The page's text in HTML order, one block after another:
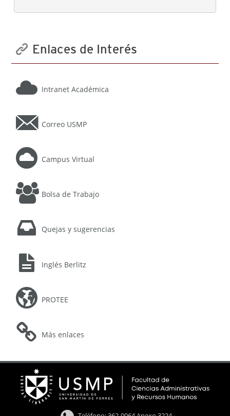
Enlaces de Interés
Intranet Académica
Correo USMP
Campus Virtual
Bolsa de Trabajo
Quejas y sugerencias
Inglés Berlitz
PROTEE
Más enlaces